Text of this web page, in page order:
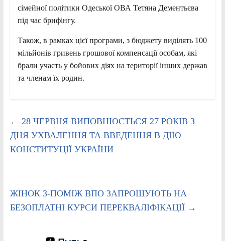
сімейної політики Одеської ОВА Тетяна Дементьєва
під час брифінгу.
Також, в рамках цієї програми, з бюджету виділять 100
мільйонів гривень грошової компенсації особам, які
брали участь у бойових діях на території інших держав
та членам їх родин.
← 28 ЧЕРВНЯ ВИПОВНЮЄТЬСЯ 27 РОКІВ З
ДНЯ УХВАЛЕННЯ ТА ВВЕДЕННЯ В ДІЮ
КОНСТИТУЦІЇ УКРАЇНИ
ЖІНОК З-ПОМІЖ ВПО ЗАПРОШУЮТЬ НА
БЕЗОПЛАТНІ КУРСИ ПЕРЕКВАЛІФІКАЦІЇ →